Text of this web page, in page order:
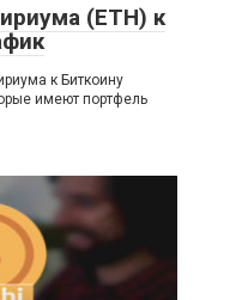
(ETH) к
к Биткоину
имеют портфель